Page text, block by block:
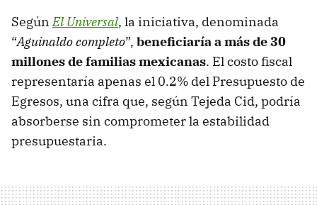
SegúnEl Universal, la iniciativa, denominada
“Aguinaldo completo”, beneficiaría a más de 30
millones de familias mexicanas. El costo fiscal
representaría apenas el 0.2% del Presupuesto de
Egresos, una cifra que, según Tejeda Cid, podría
absorberse sin comprometer la estabilidad
presupuestaria.